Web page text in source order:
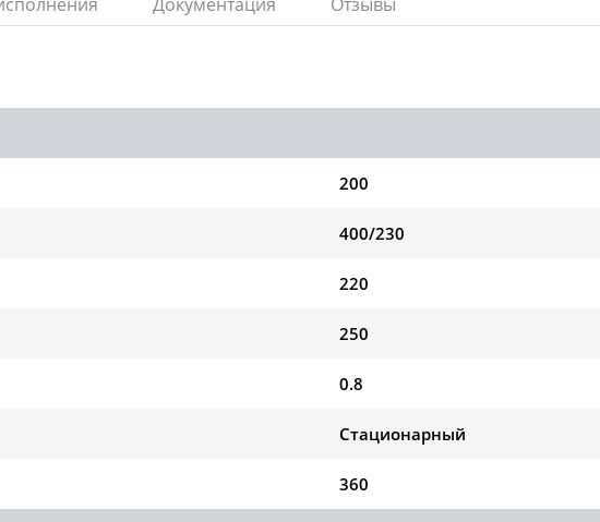
200
400/230
220
250
0.8
Стационарный
360